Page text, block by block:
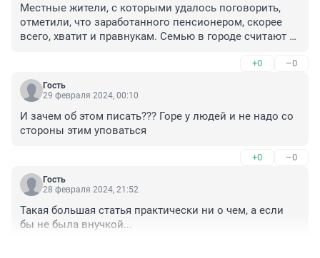
Местные жители, с которыми удалось поговорить,
отметили, что заработанного пенсионером, скорее
всего, хватит и правнукам. Семью в городе считают
чиновника не испытывала.
Аман Гумирович выгнал и этог не помогли эти
деньги.
решается с психологом. Неприкаянная,никому не
нужна,многожалости отсюда любовь к животным....
сына оставила или бабушка отобрала из лучших
побуждений?
+0 –0
Гость
29 февраля 2024, 00:10
И зачем об этом писать??? Горе у людей и не надо со
стороны этим уповаться
+0 –0
Гость
28 февраля 2024, 21:52
Такая большая статья практически ни о чем, а если
бы не была внучкой...